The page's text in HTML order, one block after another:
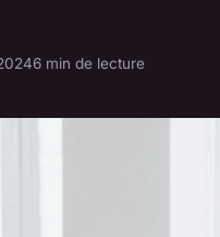
6 min de lecture